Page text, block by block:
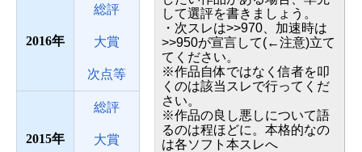
2016
総評
大賞
次点等
2015
総評
大賞
して選評を書きましょう。
・次スレは>>970、加速時は
>>950が宣言して(←注意)立て
てください。
※作品自体ではなく信者を叩
くのは該当スレで行ってくだ
さい。
※作品の良し悪しについて語
るのは程ほどに。本格的なの
は各ソフト本スレへ